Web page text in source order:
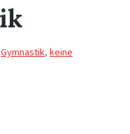
Gymnastik, keine